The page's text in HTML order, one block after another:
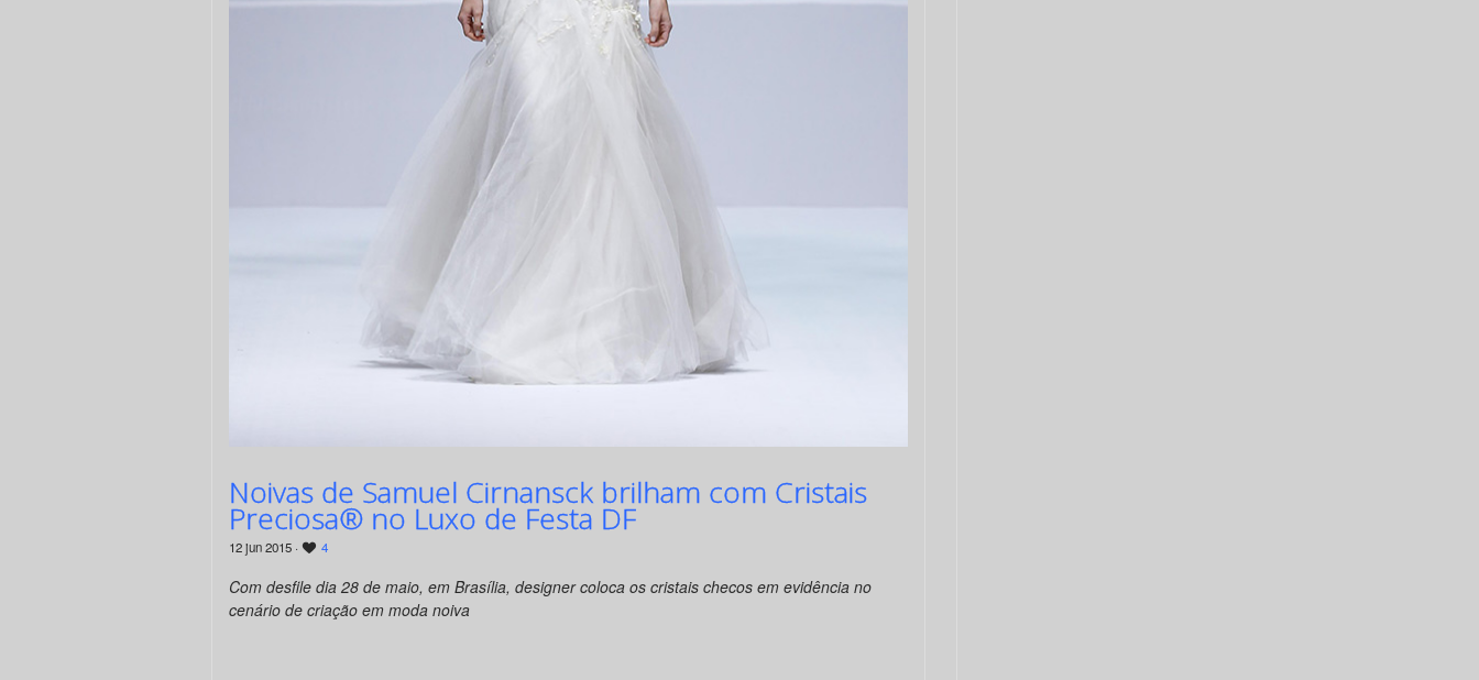
Noivas de Samuel Cirnansck brilham com Cristais
Preciosa® no Luxo de Festa DF
12 jun 2015 · 4
Com desfile dia 28 de maio, em Brasília, designer coloca os cristais checos em evidência no
cenário de criação em moda noiva